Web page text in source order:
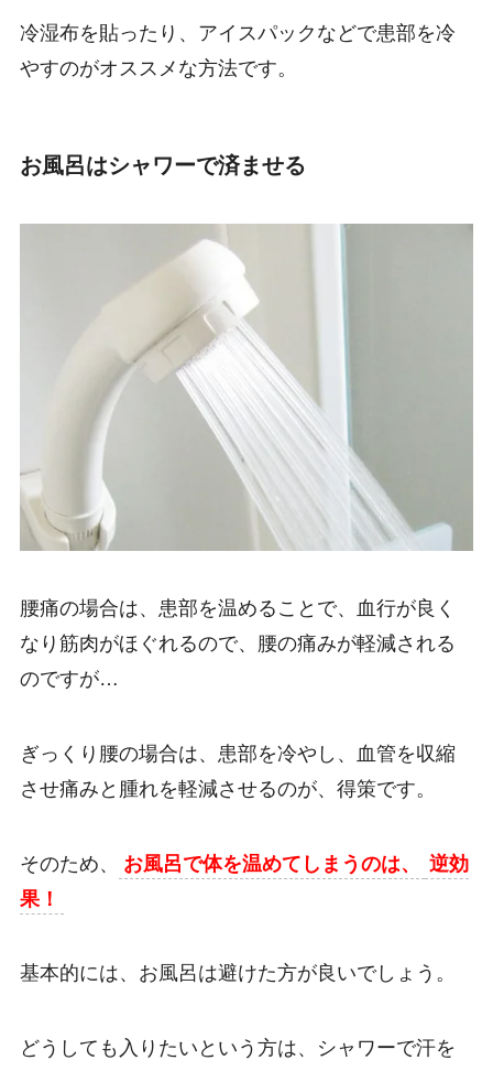
冷湿布を貼ったり、アイスパックなどで患部を冷
やすのがオススメな方法です。
お風呂はシャワーで済ませる
腰痛の場合は、患部を温めることで、血行が良く
なり筋肉がほぐれるので、腰の痛みが軽減される
のですが…
ぎっくり腰の場合は、患部を冷やし、血管を収縮
させ痛みと腫れを軽減させるのが、得策です。
そのため、 お風呂で体を温めてしまうのは、
逆効
果！
基本的には、お風呂は避けた方が良いでしょう。
どうしても入りたいという方は、シャワーで汗を